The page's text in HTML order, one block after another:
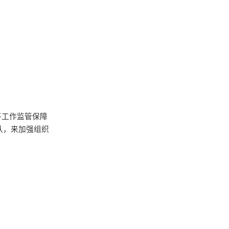
作监管保障
来加强组织